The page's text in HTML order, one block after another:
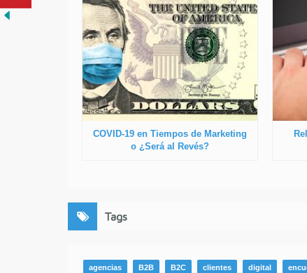
COVID-19 en Tiempos de Marketing
o ¿Será al Revés?
Tags
agencias B2B B2C clientes digital